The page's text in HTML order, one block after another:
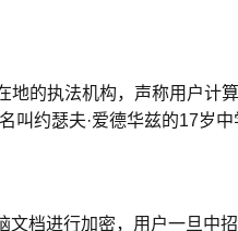
的执法机构，声称用户计
叫约瑟夫·爱德华兹的17岁
档进行加密，用户一旦中